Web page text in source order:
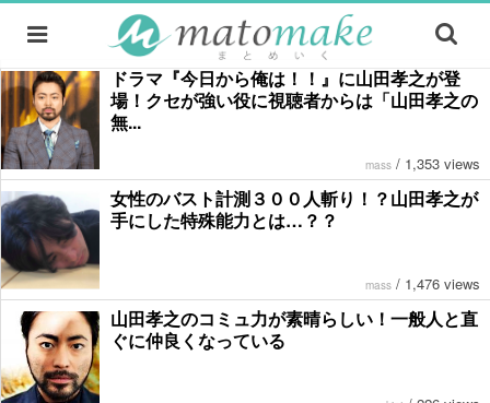
ドラマ『今日から俺は！！』に山田孝之が登
場！クセが強い役に視聴者からは「山田孝之の
無...
mass / 1,353 views
女性のバスト計測３００人斬り！？山田孝之が
手にした特殊能力とは…？？
mass / 1,476 views
山田孝之のコミュ力が素晴らしい！一般人と直
ぐに仲良くなっている